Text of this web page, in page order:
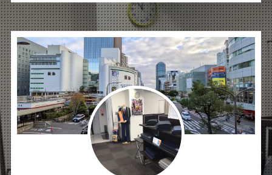
ば
シ
ェ
ア
し
て
く
だ